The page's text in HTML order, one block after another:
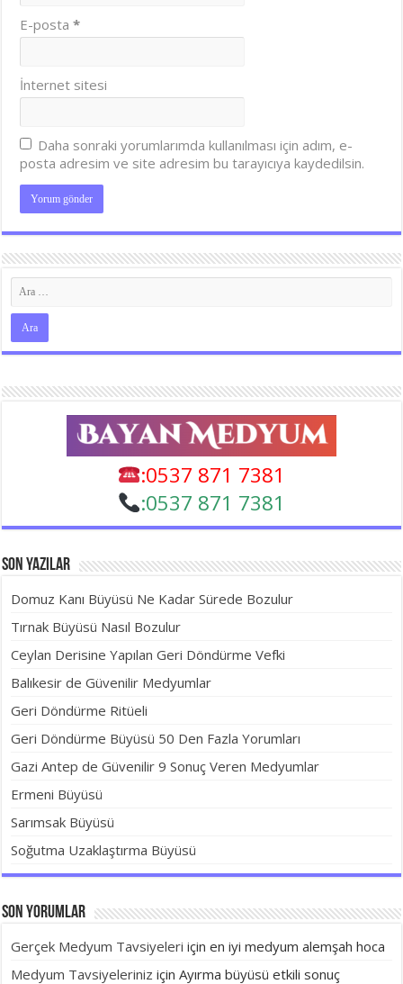
E-posta*
İnternet sitesi
Daha sonraki yorumlarımda kullanılması için adım, e-
posta adresim ve site adresim bu tarayıcıya kaydedilsin.
:0537 871 7381
:0537 871 7381
Son Yazılar
Domuz Kanı Büyüsü Ne Kadar Sürede Bozulur
Tırnak Büyüsü Nasıl Bozulur
Ceylan Derisine Yapılan Geri Döndürme Vefki
Balıkesir de Güvenilir Medyumlar
Geri Döndürme Ritüeli
Geri Döndürme Büyüsü 50 Den Fazla Yorumları
Gazi Antep de Güvenilir 9 Sonuç Veren Medyumlar
Ermeni Büyüsü
Sarımsak Büyüsü
Soğutma Uzaklaştırma Büyüsü
Son yorumlar
Gerçek Medyum Tavsiyeleri içinen iyi medyum alemşah hoca
Medyum Tavsiyeleriniz içinAyırma büyüsü etkili sonuç